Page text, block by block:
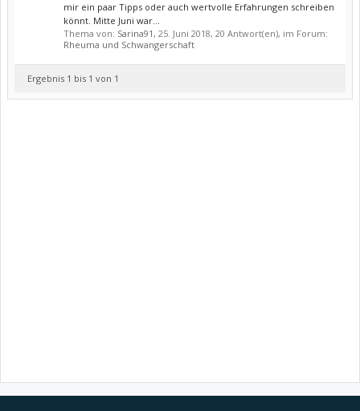
mir ein paar Tipps oder auch wertvolle Erfahrungen schreiben
könnt. Mitte Juni war...
Thema von: Sarina91, 25. Juni 2018, 20 Antwort(en), im Forum:
Rheuma und Schwangerschaft
Ergebnis 1 bis 1 von 1